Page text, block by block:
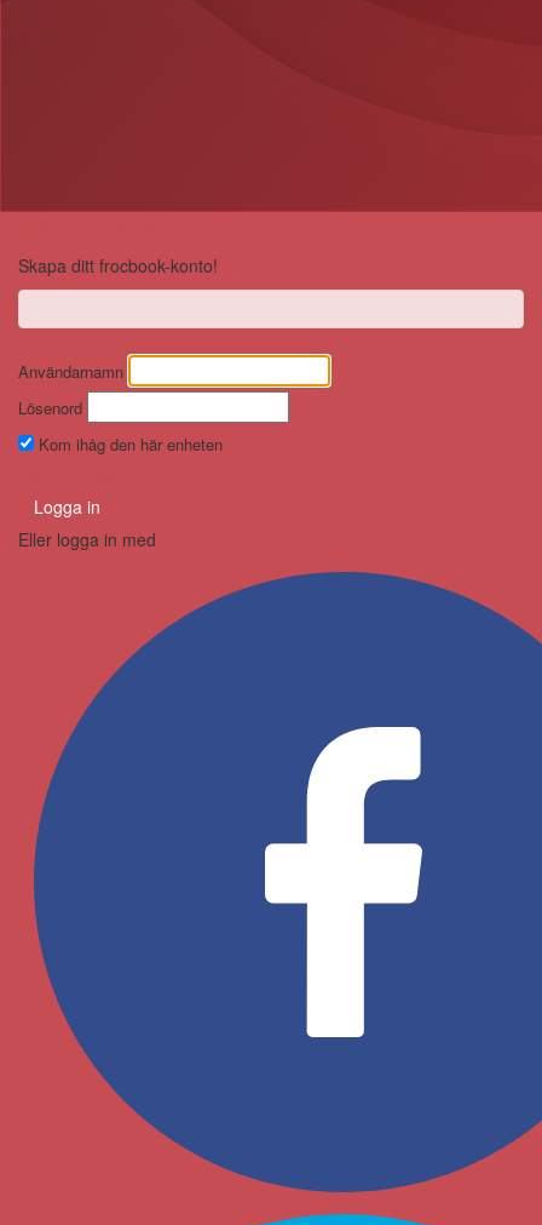
Skapa ditt frocbook-konto!
Användarnamn
Lösenord
Kom ihåg den här enheten
Logga in
Eller logga in med